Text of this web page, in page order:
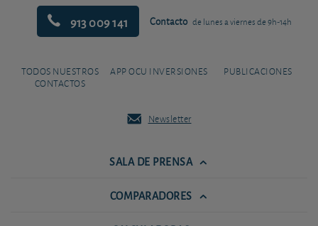
913 009 141 Contacto de lunes a viernes de 9h-14h
TODOS NUESTROS
CONTACTOS
APP OCU INVERSIONES PUBLICACIONES
Newsletter
SALA DE PRENSA
COMPARADORES